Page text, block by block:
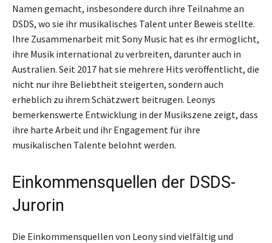
Namen gemacht, insbesondere durch ihre Teilnahme an
DSDS, wo sie ihr musikalisches Talent unter Beweis stellte.
Ihre Zusammenarbeit mit Sony Music hat es ihr ermöglicht,
ihre Musik international zu verbreiten, darunter auch in
Australien. Seit 2017 hat sie mehrere Hits veröffentlicht, die
nicht nur ihre Beliebtheit steigerten, sondern auch
erheblich zu ihrem Schätzwert beitrugen. Leonys
bemerkenswerte Entwicklung in der Musikszene zeigt, dass
ihre harte Arbeit und ihr Engagement für ihre
musikalischen Talente belohnt werden.
Einkommensquellen der DSDS-
Jurorin
Die Einkommensquellen von Leony sind vielfältig und